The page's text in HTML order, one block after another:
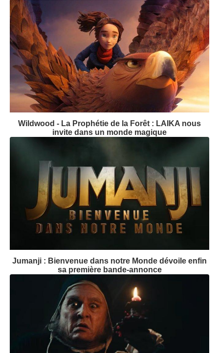
Wildwood - La Prophétie de la Forêt : LAIKA nous
invite dans un monde magique
Jumanji : Bienvenue dans notre Monde dévoile enfin
sa première bande-annonce